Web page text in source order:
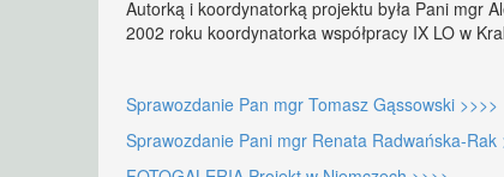
Autorką i koordynatorką projektu była Pani mgr
2002 roku koordynatorka współpracy IX LO w
Sprawozdanie Pan mgr Tomasz Gąssowski >>>>
Sprawozdanie Pani mgr Renata Radwańska-Rak